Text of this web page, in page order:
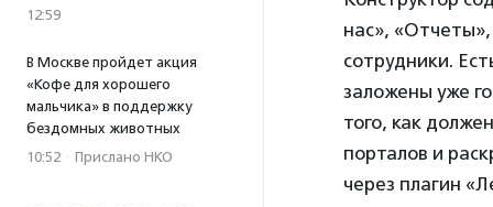
12:59
В Москве пройдет акция
«Кофе для хорошего
мальчика» в поддержку
бездомных животных
10:52 · Прислано НКО
нас»,
сотрудники.
заложены уже
того, как
порталов и
через плагин